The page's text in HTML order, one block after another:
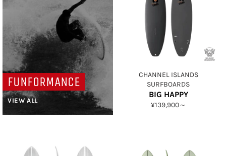
FUNFORMANCE
VIEW ALL
CHANNEL ISLANDS
SURFBOARDS
BIG HAPPY
¥139,900～